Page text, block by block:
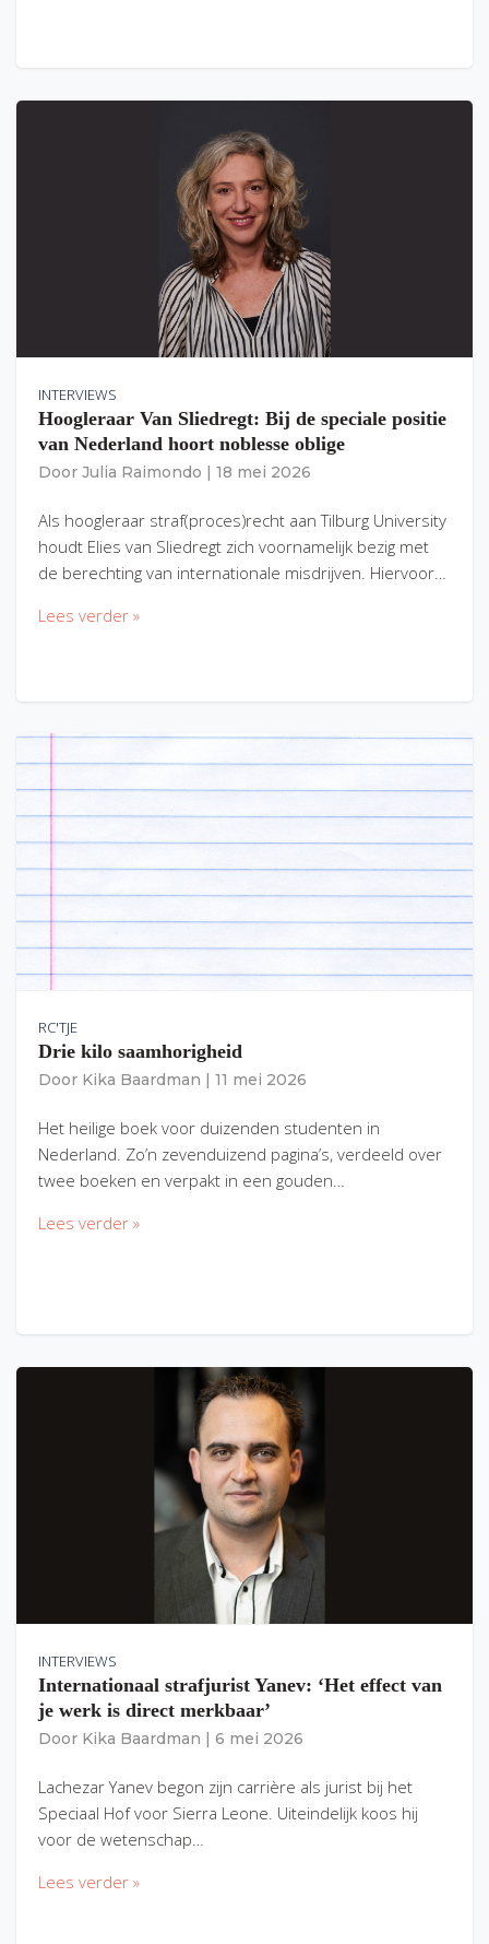
INTERVIEWS
Hoogleraar Van Sliedregt: Bij de speciale positie
van Nederland hoort noblesse oblige
Door Julia Raimondo 18 mei 2026
Als hoogleraar straf(proces)recht aan Tilburg University
houdt Elies van Sliedregt zich voornamelijk bezig met
de berechting van internationale misdrijven. Hiervoor…
Lees verder »
RC'TJE
Drie kilo saamhorigheid
Door Kika Baardman 11 mei 2026
Het heilige boek voor duizenden studenten in
Nederland. Zo’n zevenduizend pagina’s, verdeeld over
twee boeken en verpakt in een gouden…
Lees verder »
INTERVIEWS
Internationaal strafjurist Yanev: ‘Het effect van
je werk is direct merkbaar’
Door Kika Baardman 6 mei 2026
Lachezar Yanev begon zijn carrière als jurist bij het
Speciaal Hof voor Sierra Leone. Uiteindelijk koos hij
voor de wetenschap…
Lees verder »